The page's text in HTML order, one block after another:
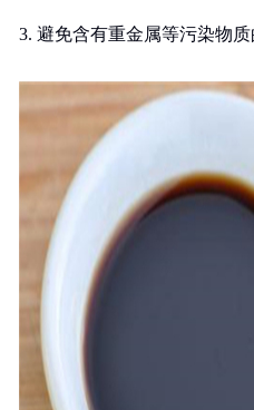
3. 避免含有重金属等污染物